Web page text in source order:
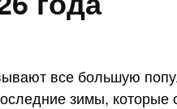
все большую
зимы, которые